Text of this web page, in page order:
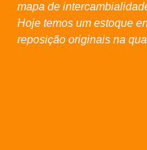
mapa de
Hoje temos um estoque
reposição originais na